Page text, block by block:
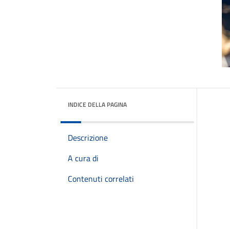
INDICE DELLA PAGINA
Descrizione
A cura di
Contenuti correlati